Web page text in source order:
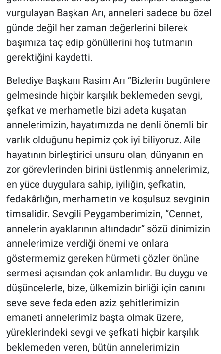
vurgulayan Başkan Arı, anneleri sadece bu özel
günde değil her zaman değerlerini bilerek
başımıza taç edip gönüllerini hoş tutmanın
gerektiğini kaydetti.
Belediye Başkanı Rasim Arı ”Bizlerin bugünlere
gelmesinde hiçbir karşılık beklemeden sevgi,
şefkat ve merhametle bizi adeta kuşatan
annelerimizin, hayatımızda ne denli önemli bir
varlık olduğunu hepimiz çok iyi biliyoruz. Aile
hayatının birleştirici unsuru olan, dünyanın en
zor görevlerinden birini üstlenmiş annelerimiz,
en yüce duygulara sahip, iyiliğin, şefkatin,
fedakârlığın, merhametin ve koşulsuz sevginin
timsalidir. Sevgili Peygamberimizin, “Cennet,
annelerin ayaklarının altındadır” sözü dinimizin
annelerimize verdiği önemi ve onlara
göstermemiz gereken hürmeti gözler önüne
sermesi açısından çok anlamlıdır. Bu duygu ve
düşüncelerle, bize, ülkemizin birliği için canını
seve seve feda eden aziz şehitlerimizin
emaneti annelerimiz başta olmak üzere,
yüreklerindeki sevgi ve şefkati hiçbir karşılık
beklemeden veren, bütün annelerimizin
Magazin
Çevre
Haberde İnsan